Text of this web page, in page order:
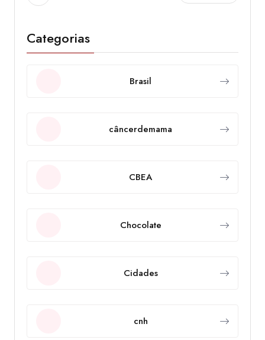
Categorias
Brasil
câncerdemama
CBEA
Chocolate
Cidades
cnh